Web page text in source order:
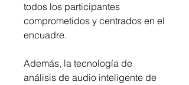
todos los participantes
comprometidos y centrados en el
encuadre.
Además, la tecnología de
análisis de audio inteligente de